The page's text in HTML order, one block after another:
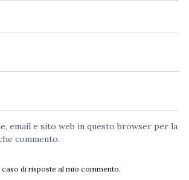
email e sito web in questo browser per la
commento.
di risposte al mio commento.